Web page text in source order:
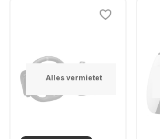
Alles vermietet